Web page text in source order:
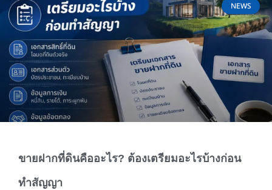
NEWS
ขายฝากที่ดินคืออะไร? ต้องเตรียมอะไรบ้างก่อน
ทำสัญญา